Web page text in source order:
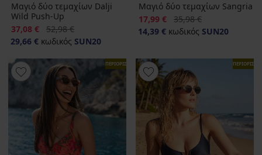
Μαγιό δύο τεμαχίων Dalji
Wild Push-Up
Έκπτωση
37,08 € Αρχική τιμή
52,98 €
29,66 € κωδικός SUN20
Μαγιό δύο τεμαχίων Sangria
Έκπτωση
17,99 € Αρχική τιμή
35,98 €
14,39 € κωδικός SUN20
ΠΕΡΙΟΡΙΣΜΕΝΑ